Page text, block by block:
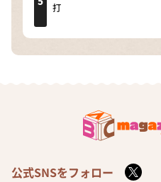
打
公式SNSをフォロー